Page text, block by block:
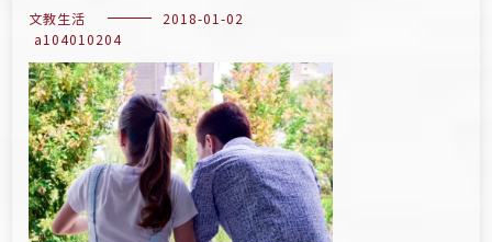
文教生活
2018-01-02
a104010204